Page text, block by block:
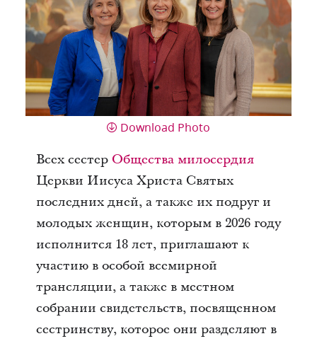
Download Photo
Всех сестер Общества милосердия
Церкви Иисуса Христа Святых
последних дней, а также их подруг и
молодых женщин, которым в 2026 году
исполнится 18 лет, приглашают к
участию в особой всемирной
трансляции, а также в местном
собрании свидетельств, посвященном
сестринству, которое они разделяют в